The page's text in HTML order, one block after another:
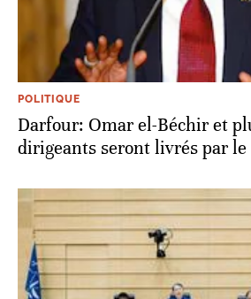
POLITIQUE
Darfour: Omar el-Béchir et
dirigeants seront livrés par le